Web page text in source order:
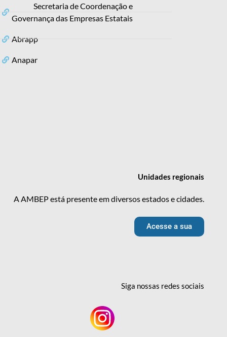
Secretaria de Coordenação e
Governança das Empresas Estatais
Abrapp
Anapar
Unidades regionais
A AMBEP está presente em diversos estados e cidades.
Acesse a sua
Siga nossas redessociais